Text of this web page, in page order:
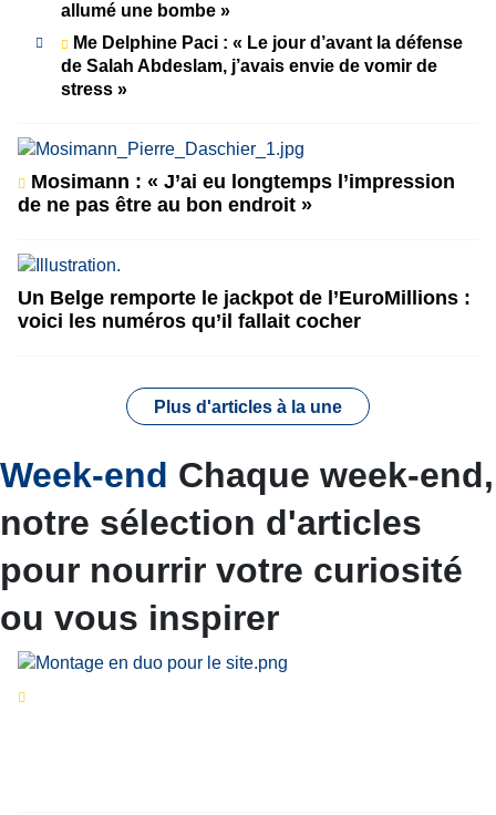
allumé une bombe »
Me Delphine Paci : « Le jour d’avant la défense
de Salah Abdeslam, j’avais envie de vomir de
stress »
Mosimann : « J’ai eu longtemps l’impression
de ne pas être au bon endroit »
Un Belge remporte le jackpot de l’EuroMillions :
voici les numéros qu’il fallait cocher
Plus d'articles à la une
Week-end Chaque week-end,
notre sélection d'articles
pour nourrir votre curiosité
ou vous inspirer